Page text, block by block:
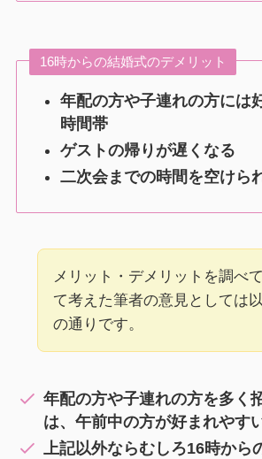
16時からの結婚式のデメリット
年配の方や子連れの方には
時間帯
ゲストの帰りが遅くなる
二次会までの時間を空けら
メリット・デメリットを調べ
て考えた筆者の意見としては
の通りです。
年配の方や子連れの方を多く
は、午前中の方が好まれやす
上記以外ならむしろ16時から